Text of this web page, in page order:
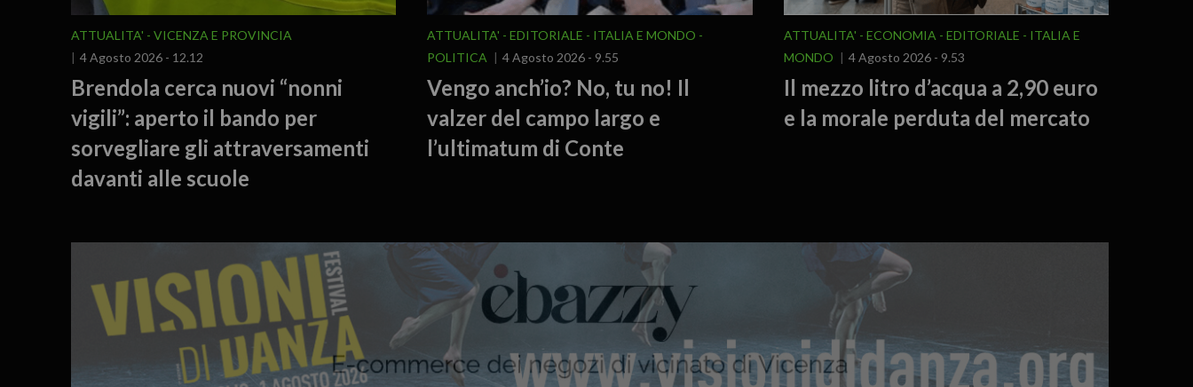
ATTUALITA'
VICENZA E PROVINCIA
4 Agosto 2026 - 12.12
Brendola cerca nuovi “nonni
vigili”: aperto il bando per
sorvegliare gli attraversamenti
davanti alle scuole
ATTUALITA' EDITORIALE
ITALIA E MONDO
POLITICA
4 Agosto 2026 - 9.55
Vengo anch’io? No, tu no! Il
valzer del campo largo e
l’ultimatum di Conte
ATTUALITA' ECONOMIA EDITORIALE
ITALIA E
MONDO
4 Agosto 2026 - 9.53
Il mezzo litro d’acqua a 2,90 euro
e la morale perduta del mercato